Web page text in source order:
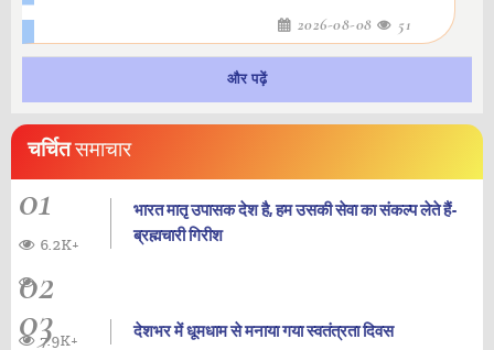
2026-08-08 51
और पढ़ें
चर्चितसमाचार
01
भारत मातृ उपासक देश है, हम उसकी सेवा का संकल्प लेते हैं-
ब्रह्मचारी गिरीश
6.2K+
02
03 देशभर में धूमधाम से मनाया गया स्वतंत्रता दिवस
7.9K+